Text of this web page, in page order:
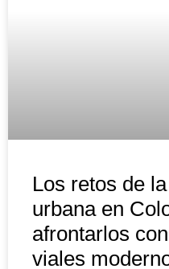
Los retos de
urbana en
afrontarlos
viales